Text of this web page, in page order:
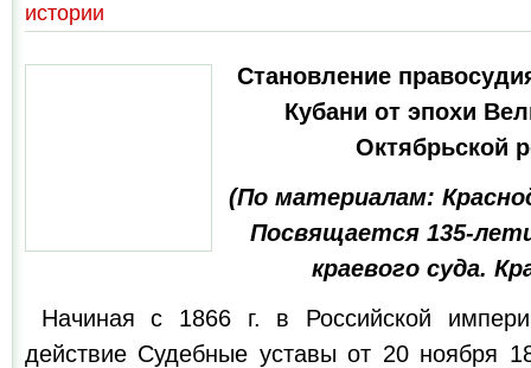
истории
Становление
Кубани от эпохи
Октябрьской
(По материалам:
Посвящается 135-
краевого суда.
Начиная с 1866 г. в Российской
действие Судебные уставы от 20 ноября